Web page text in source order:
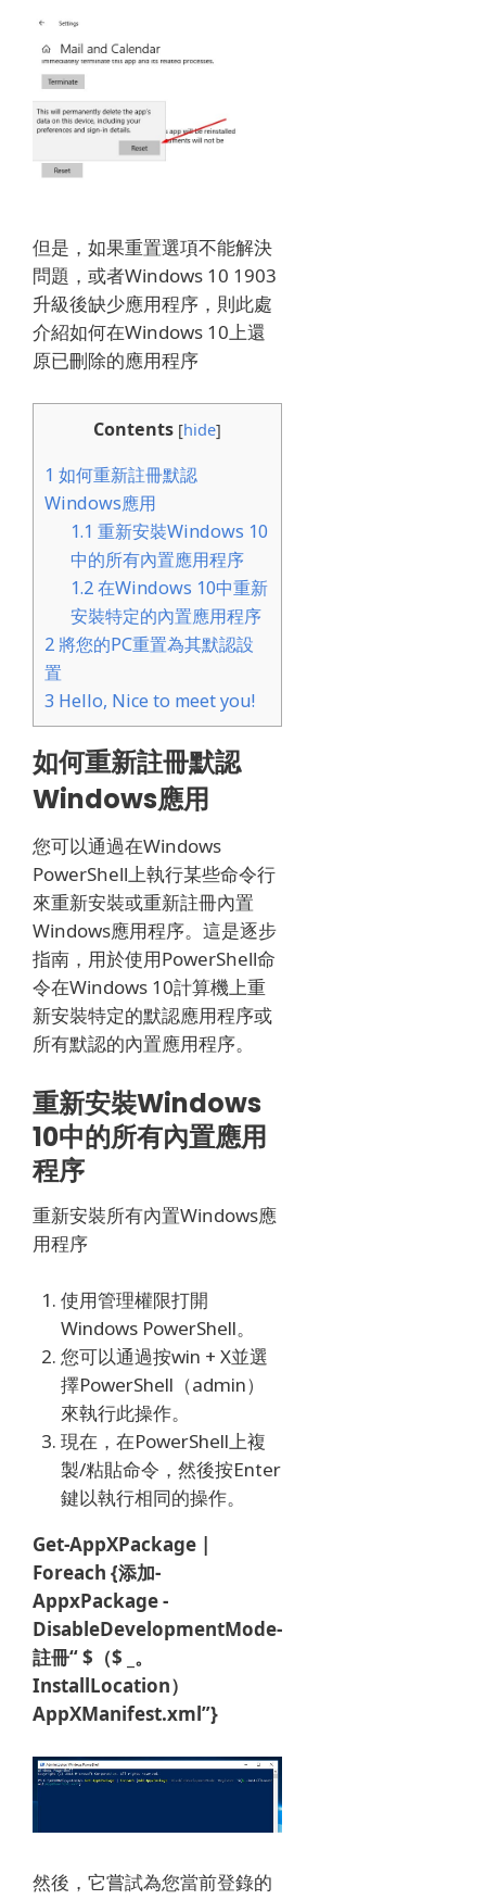
但是，如果重置選項不能解決
問題，或者Windows 10 1903
升級後缺少應用程序，則此處
介紹如何在Windows 10上還
原已刪除的應用程序
Contents [hide]
1 如何重新註冊默認
Windows應用
1.1 重新安裝Windows 10
中的所有內置應用程序
1.2在Windows 10中重新
安裝特定的內置應用程序
2 將您的PC重置為其默認設
置
3 Hello, Nice to meet you!
如何重新註冊默認
Windows應用
您可以通過在Windows
PowerShell上執行某些命令行
來重新安裝或重新註冊內置
Windows應用程序。 這是逐步
指南，用於使用PowerShell命
令在Windows 10計算機上重
新安裝特定的默認應用程序或
所有默認的內置應用程序。
重新安裝Windows
10中的所有內置應用
程序
重新安裝所有內置Windows應
用程序
使用管理權限打開
Windows PowerShell。
您可以通過按win + X並選
擇PowerShell（admin）
來執行此操作。
現在，在PowerShell上複
製/粘貼命令，然後按Enter
鍵以執行相同的操作。
Get-AppXPackage |
Foreach {添加-
AppxPackage -
DisableDevelopmentMode-
註冊“ $（$ _。
InstallLocation）
AppXManifest.xml”}
然後，它嘗試為您當前登錄的